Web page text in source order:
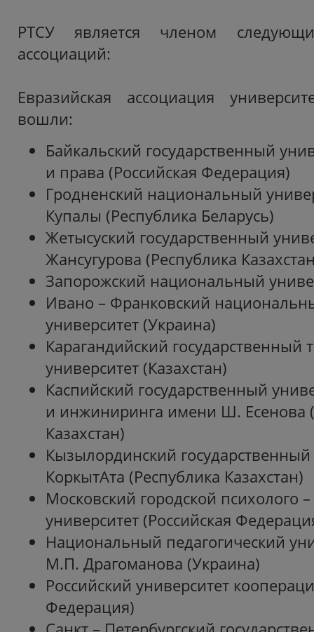
РТСУ является членом
ассоциаций:
Евразийская ассоциация
вошли:
Байкальский государственный
и права (Российская Федерация)
Гродненский национальный
Купалы (Республика Беларусь)
Жетысуский государственный
Жансугурова (Республика
Запорожский национальный
Ивано – Франковский
университет (Украина)
Карагандийский государственный
университет (Казахстан)
Каспийский государственный
и инжиниринга имени Ш. Есенова
Казахстан)
Кызылординский
КоркытАта (Республика Казахстан)
Московский городской психолого
университет (Российская
Национальный педагогический
М.П. Драгоманова (Украина)
Российский университет
Федерация)